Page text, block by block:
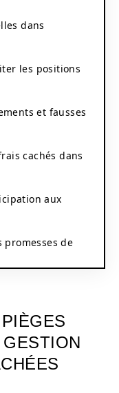
dans
les positions
et fausses
cachés dans
aux
promesses de